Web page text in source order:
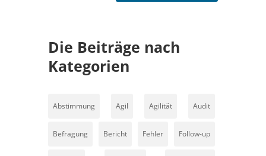
Die Beiträge nach
Kategorien
Abstimmung Agil Agilität Audit
Befragung Bericht Fehler Follow-up